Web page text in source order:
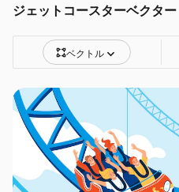
ジェットコースターベクター
ベクトル